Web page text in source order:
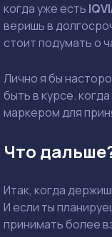
когда уже есть
веришь в
стоит подумать о
Лично я бы
быть в курсе.
маркером для
Что
Итак, когда
И если ты
принимать более